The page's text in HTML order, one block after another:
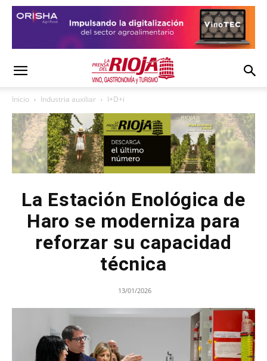
Inicio Industria auxiliar I+D+i
La Estación Enológica de
Haro se moderniza para
reforzar su capacidad
técnica
13/01/2026